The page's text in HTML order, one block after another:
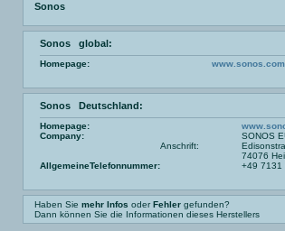
Sonos
Sonos global:
Homepage:
Sonos Deutschland:
Homepage:
Company:
SONOS
Anschrift:
74076
AllgemeineTelefonnummer:
+49 7131
Haben Sie mehr Infos oderFehler gefunden?
Dann können Sie die Informationen dieses Herstellers